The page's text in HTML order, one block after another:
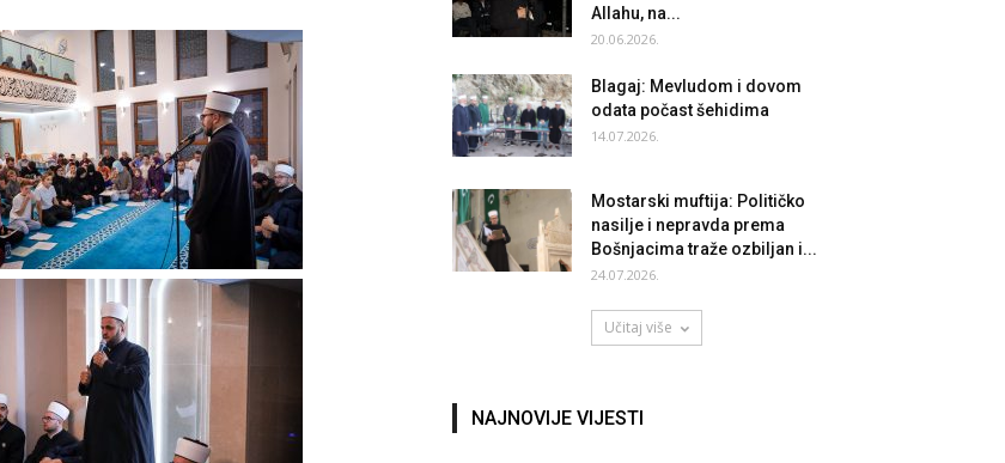
Allahu, na...
20.06.2026.
Blagaj: Mevludom i dovom
odata počast šehidima
14.07.2026.
Mostarski muftija: Političko
nasilje i nepravda prema
Bošnjacima traže ozbiljan i...
24.07.2026.
Učitaj više
NAJNOVIJE VIJESTI